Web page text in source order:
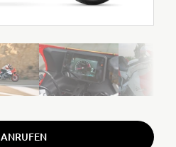
ANRUFEN